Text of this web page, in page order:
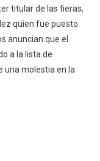
titular de las fieras,
quien fue puesto
anuncian que el
a la lista de
una molestia en la